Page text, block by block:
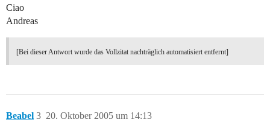
Ciao
Andreas
[Bei dieser Antwort wurde das Vollzitat nachträglich automatisiert entfernt]
Beabel 20. Oktober 2005 um 14:13
3